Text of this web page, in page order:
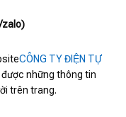
zalo)
CÔNG TY ĐIỆN TỰ
những thông tin
trên trang.